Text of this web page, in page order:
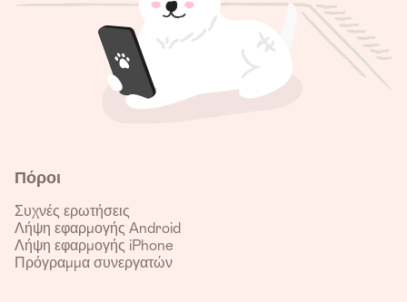
Πόροι
Συχνές ερωτήσεις
Λήψη εφαρμογής Android
Λήψη εφαρμογής iPhone
Πρόγραμμα συνεργατών